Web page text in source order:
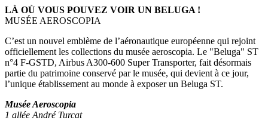
LÀ OÙ VOUS POUVEZ VOIR UN BELUGA !
MUSÉE AEROSCOPIA
C’est un nouvel emblème de l’aéronautique européenne qui rejoint
officiellement les collections du musée aeroscopia. Le "Beluga" ST
n°4 F-GSTD, Airbus A300-600 Super Transporter, fait désormais
partie du patrimoine conservé par le musée, qui devient à ce jour,
l’unique établissement au monde à exposer un Beluga ST.
Musée Aeroscopia
1 allée André Turcat